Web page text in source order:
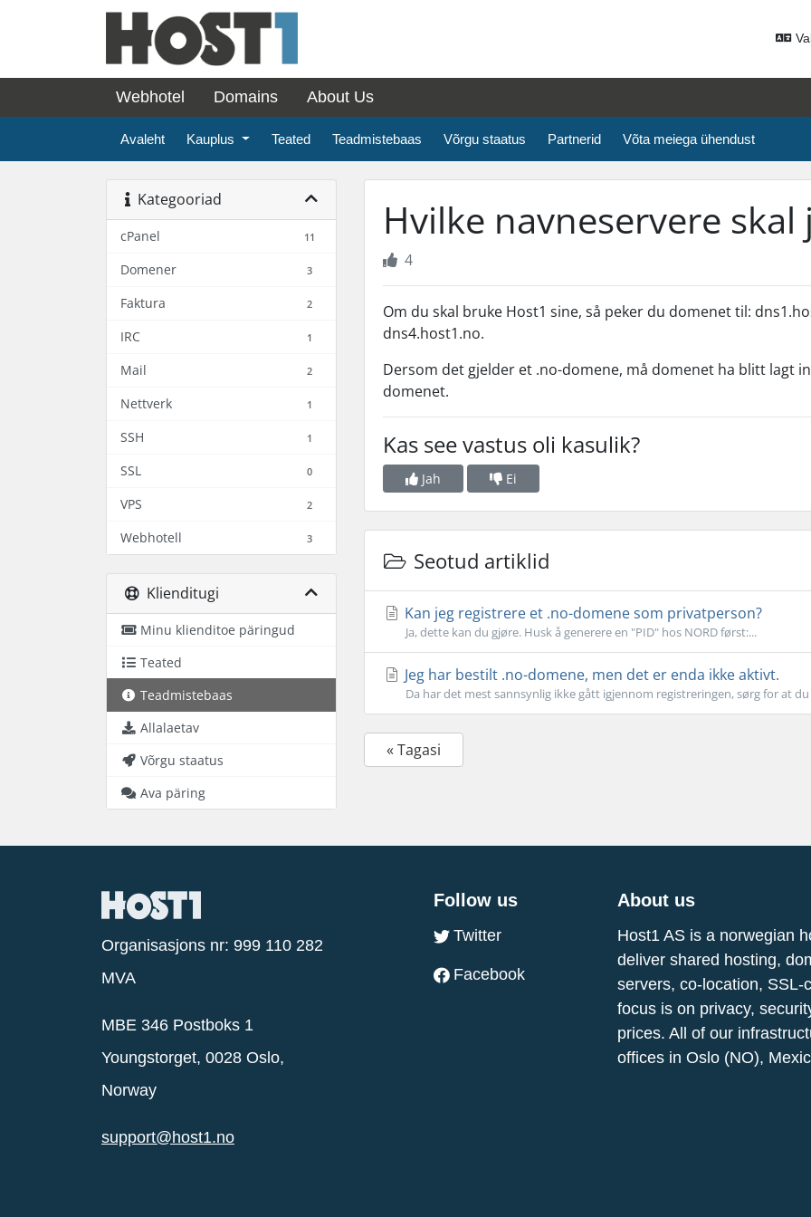
Webhotel Domains About Us
Avaleht Kauplus Teated Teadmistebaas Võrgu staatus Partnerid Võta meiega ühendust
Kategooriad
cPanel 11
Domener 3
Faktura 2
IRC 1
Mail 2
Nettverk 1
SSH 1
SSL 0
VPS 2
Webhotell 3
Klienditugi
Minu klienditoe päringud
Teated
Teadmistebaas
Allalaetav
Võrgu staatus
Ava päring
Hvilke navneservere skal
4
Om du skal bruke Host1 sine, så peker du domenet til:
dns4.host1.no.
Dersom det gjelder et .no-domene, må domenet ha blitt lagt
domenet.
Kas see vastus oli kasulik?
Jah Ei
Seotud artiklid
Kan jeg registrere et .no-domene som privatperson?
Ja, dette kan du gjøre. Husk å generere en "PID" hos NORD først:...
Jeg har bestilt .no-domene, men det er enda ikke aktivt.
Da har det mest sannsynlig ikke gått igjennom registreringen, sørg for at
« Tagasi
Organisasjons nr: 999 110 282
MVA
MBE 346 Postboks 1
Youngstorget, 0028 Oslo,
Norway
support@host1.no
Follow us
Twitter
Facebook
About us
Host1 AS is a norwegian
deliver shared hosting,
servers, co-location,
focus is on privacy,
prices. All of our
offices in Oslo (NO),